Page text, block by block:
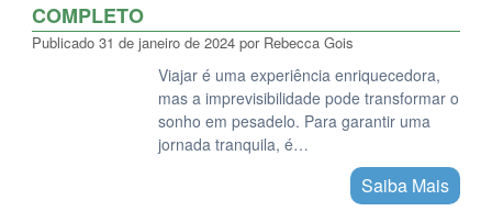
COMPLETO
Publicado 31 de janeiro de 2024 por Rebecca Gois
Viajar é uma experiência enriquecedora,
mas a imprevisibilidade pode transformar o
sonho em pesadelo. Para garantir uma
jornada tranquila, é…
Saiba Mais